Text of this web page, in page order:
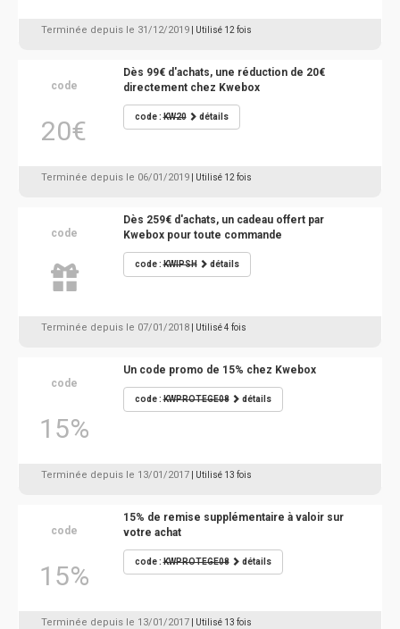
Terminée depuis le 31/12/2019 | Utilisé 12 fois
code
20€
Dès 99€ d'achats, une réduction de 20€
directement chez Kwebox
code :KW20 détails
Terminée depuis le 06/01/2019 | Utilisé 12 fois
code
Dès 259€ d'achats, un cadeau offert par
Kwebox pour toute commande
code :KWIPSH détails
Terminée depuis le 07/01/2018 | Utilisé 4 fois
code
15%
Un code promo de 15% chez Kwebox
code :KWPROTEGE08 détails
Terminée depuis le 13/01/2017 | Utilisé 13 fois
code
15%
15% de remise supplémentaire à valoir sur
votre achat
code :KWPROTEGE08 détails
Terminée depuis le 13/01/2017 | Utilisé 13 fois